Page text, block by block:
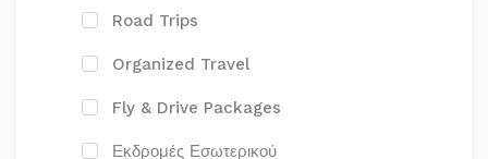
Road Trips
Organized Travel
Fly & Drive Packages
Εκδρομές Εσωτερικού